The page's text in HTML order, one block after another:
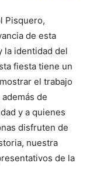
Pisquero,
de esta
la identidad del
fiesta tiene un
el trabajo
de
y a quienes
disfruten de
nuestra
de la